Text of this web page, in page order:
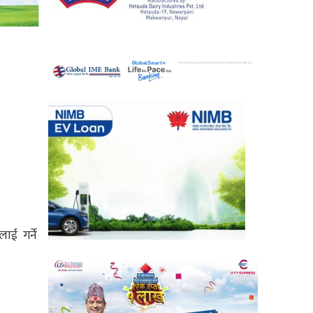
गर्ने